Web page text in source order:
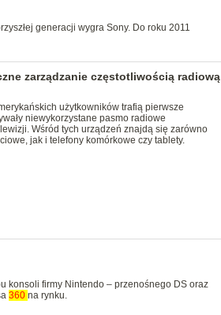
generacji wygra Sony. Do roku 2011
zarządzanie częstotliwością radiową
użytkowników trafią pierwsze
niewykorzystane pasmo radiowe
Wśród tych urządzeń znajdą się zarówno
jak i telefony komórkowe czy tablety.
konsoli firmy Nintendo – przenośnego DS oraz
360 na rynku.